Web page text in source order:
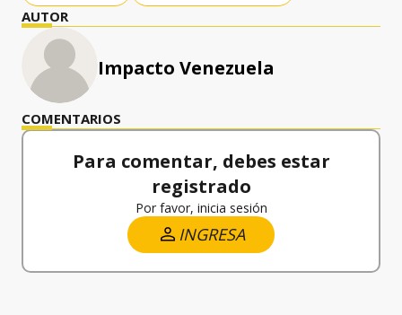
AUTOR
Impacto Venezuela
COMENTARIOS
Para comentar, debes estar
registrado
Por favor, inicia sesión
INGRESA